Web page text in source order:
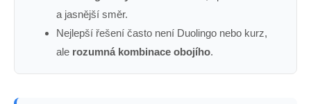
a jasnější směr.
Nejlepší řešení často není Duolingo nebo kurz,
ale rozumná kombinace obojího.